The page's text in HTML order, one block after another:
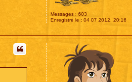
Messages : 603
Enregistré le : 04 07 2012, 20:16